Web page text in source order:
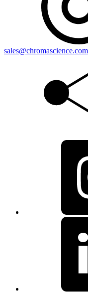
sales@chromascience.com